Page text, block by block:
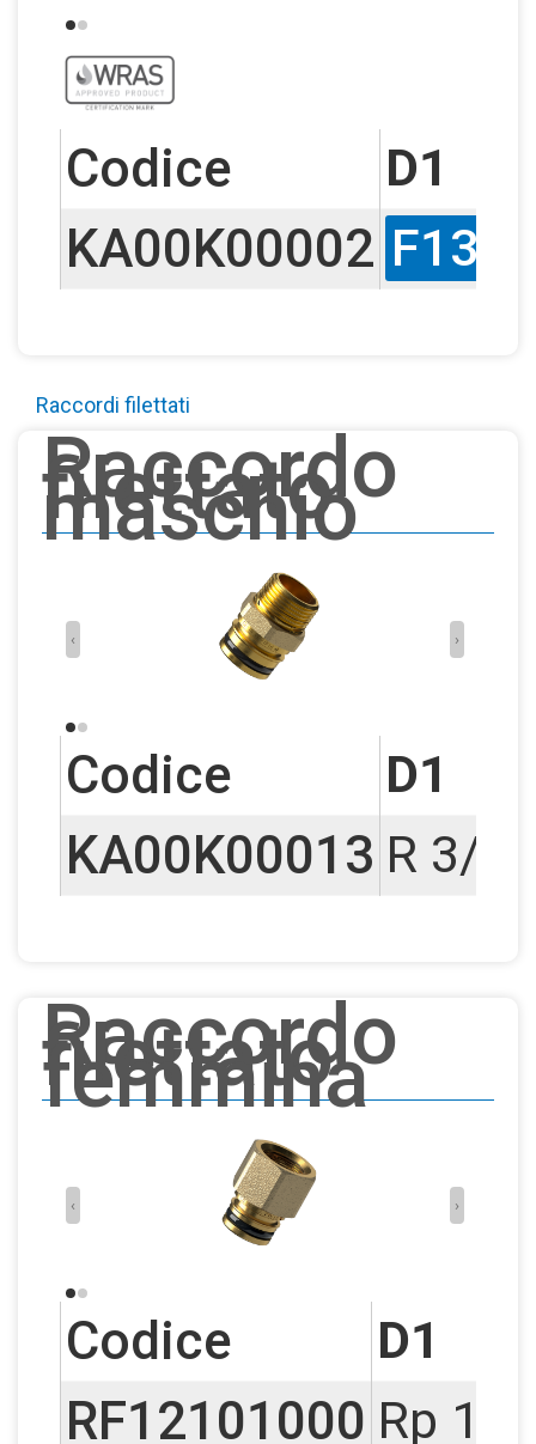
Codice D1
KA00K00002 F13
Raccordi filettati
Raccordo
filettato
maschio
‹ ›
Codice D1
KA00K00013 R 3/4"
Raccordo
filettato
femmina
‹ ›
Codice D1
RF12101000 Rp 1/